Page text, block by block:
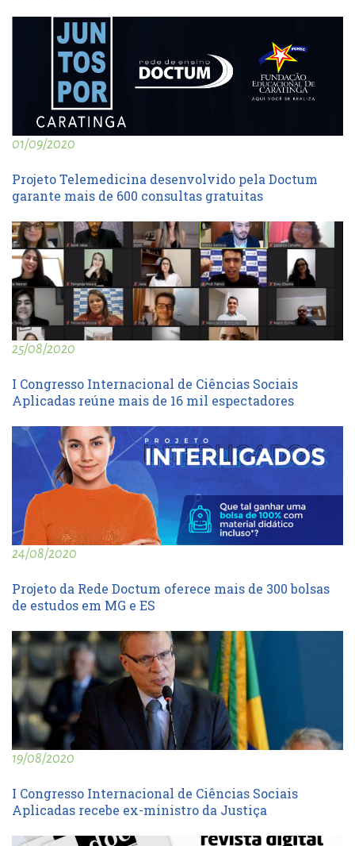
01/09/2020
Projeto Telemedicina desenvolvido pela Doctum
garante mais de 600 consultas gratuitas
25/08/2020
I Congresso Internacional de Ciências Sociais
Aplicadas reúne mais de 16 mil espectadores
24/08/2020
Projeto da Rede Doctum oferece mais de 300 bolsas
de estudos em MG e ES
19/08/2020
I Congresso Internacional de Ciências Sociais
Aplicadas recebe ex-ministro da Justiça